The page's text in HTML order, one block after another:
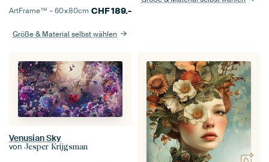
ArtFrame™ –60×80cm CHF189.-
Größe & Material selbst wählen
Venusian Sky
von Jesper Krijgsman